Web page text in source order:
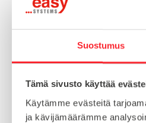
Suostumus
Tämä sivusto käyttää
Käytämme evästeitä
ja kävijämäärämme
MATERIAALI
MYYNTIERÄ